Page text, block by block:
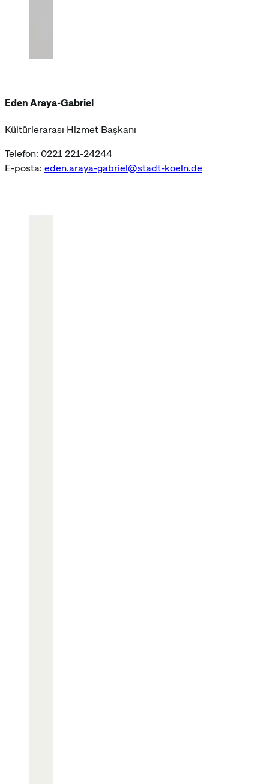
Eden Araya-Gabriel
Kültürlerarası Hizmet Başkanı
Telefon: 0221 221-24244
E-posta: eden.araya-gabriel@stadt-koeln.de